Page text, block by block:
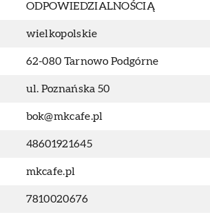
ODPOWIEDZIALNOŚCIĄ
wielkopolskie
62-080 Tarnowo Podgórne
ul. Poznańska 50
bok@mkcafe.pl
48601921645
mkcafe.pl
7810020676